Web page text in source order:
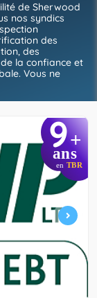
de Sherwood
nos syndics
des
des
la confiance et
Vous ne
9+
ans
en TBR